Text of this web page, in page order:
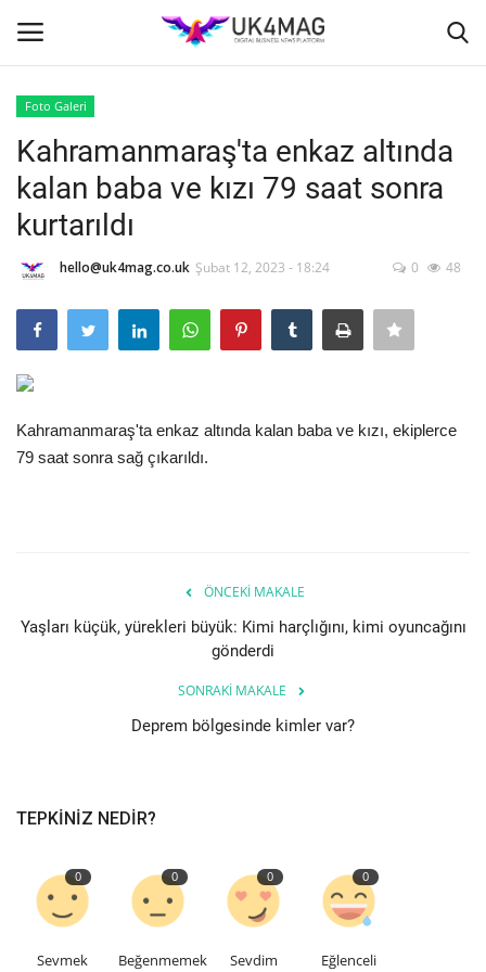
Ana Sayfa
TOPLUM
İş İlanları
Videolar
Restoranlar
Foto Galeri
Kahramanmaraş'ta enkaz altında
kalan baba ve kızı 79 saat sonra
kurtarıldı
hello@uk4mag.co.uk Şubat 12, 2023 - 18:24 0 48
Kahramanmaraş'ta enkaz altında kalan baba ve kızı, ekiplerce
79 saat sonra sağ çıkarıldı.
ÖNCEKI MAKALE
Yaşları küçük, yürekleri büyük: Kimi harçlığını, kimi oyuncağını
gönderdi
SONRAKI MAKALE
Deprem bölgesinde kimler var?
TEPKINIZ NEDIR?
0
Sevmek
0
Beğenmemek
0
Sevdim
0
Eğlenceli